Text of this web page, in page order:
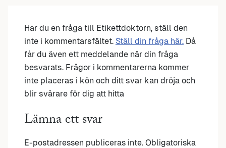
Har du en fråga till Etikettdoktorn, ställ den
inte i kommentarsfältet. Ställ din fråga här. Då
får du även ett meddelande när din fråga
besvarats. Frågor i kommentarerna kommer
inte placeras i kön och ditt svar kan dröja och
blir svårare för dig att hitta
Lämna ett svar
E-postadressen publiceras inte. Obligatoriska